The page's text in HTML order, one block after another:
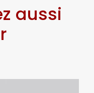
aussi